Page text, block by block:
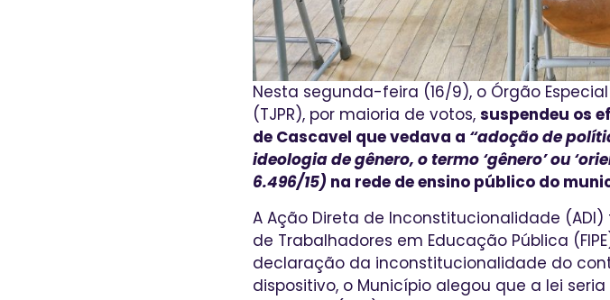
Nesta segunda-feira (16/9), o Órgão
(TJPR), por maioria de votos, suspendeu os
de Cascavel que vedava a “adoção de
ideologia de gênero, o termo ‘gênero’ ou
6.496/15) na rede de ensino público do
A Ação Direta de Inconstitucionalidade
de Trabalhadores em Educação Pública
declaração da inconstitucionalidade do
dispositivo, o Município alegou que a lei